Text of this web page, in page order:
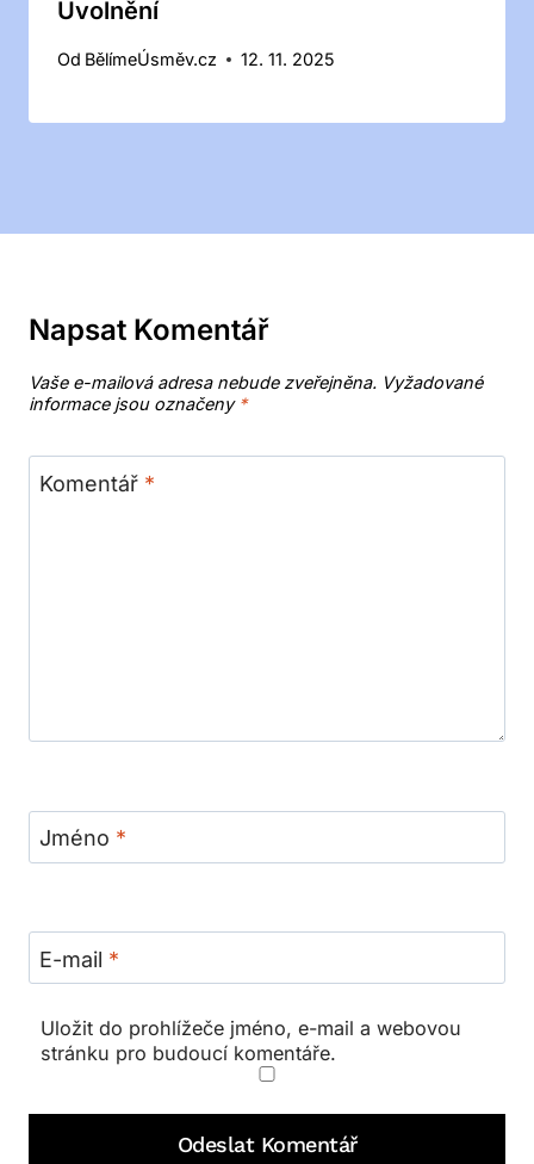
Uvolnění
Od BělímeÚsměv.cz 12. 11. 2025
Napsat Komentář
Vaše e-mailová adresa nebude zveřejněna. Vyžadované
informace jsou označeny *
Komentář *
Jméno *
E-mail *
Uložit do prohlížeče jméno, e-mail a webovou
stránku pro budoucí komentáře.